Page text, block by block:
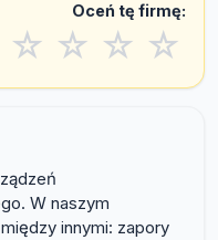
Oceń tę firmę:
☆ ☆ ☆ ☆
W naszym
innymi: zapory